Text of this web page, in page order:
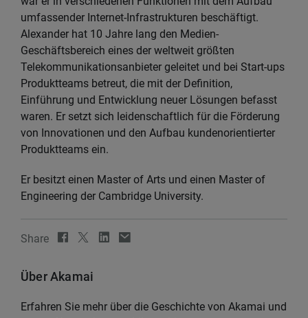
umfassender Internet-Infrastrukturen beschäftigt.
Alexander hat 10 Jahre lang den Medien-
Geschäftsbereich eines der weltweit größten
Telekommunikationsanbieter geleitet und bei Start-ups
Produktteams betreut, die mit der Definition,
Einführung und Entwicklung neuer Lösungen befasst
waren. Er setzt sich leidenschaftlich für die Förderung
von Innovationen und den Aufbau kundenorientierter
Produktteams ein.
Er besitzt einen Master of Arts und einen Master of
Engineering der Cambridge University.
Share
Über Akamai
Erfahren Sie mehr über die Geschichte von Akamai und